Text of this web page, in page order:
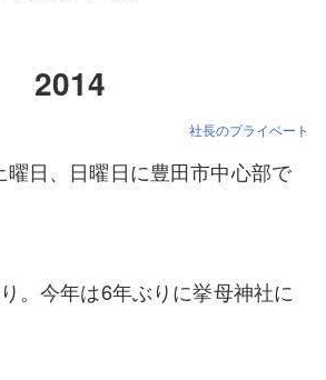
2014
社長のプライベート
日、日曜日に豊田市中心部で
。今年は6年ぶりに挙母神社に